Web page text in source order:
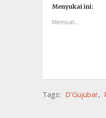
Menyukai ini:
Memuat...
Tags: D'Gujubar,